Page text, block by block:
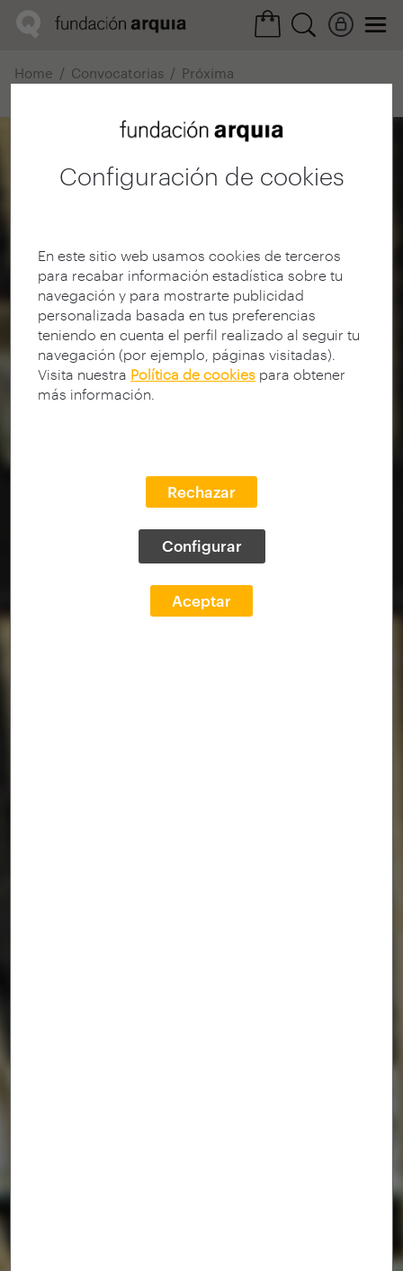
Configuración de cookies
En este sitio web usamos cookies de terceros
para recabar información estadística sobre tu
navegación y para mostrarte publicidad
personalizada basada en tus preferencias
teniendo en cuenta el perfil realizado al seguir tu
navegación (por ejemplo, páginas visitadas).
Visita nuestra Política de cookies para obtener
más información.
Rechazar
Configurar
Aceptar
Home Convocatorias
Próxima